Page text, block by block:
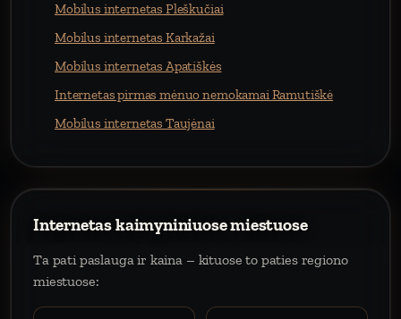
Mobilus internetas Pleškučiai
Mobilus internetas Karkažai
Mobilus internetas Apatiškės
Internetas pirmas mėnuo nemokamai Ramutiškė
Mobilus internetas Taujėnai
Internetas kaimyniniuose miestuose
Ta pati paslauga ir kaina – kituose to paties regiono
miestuose: